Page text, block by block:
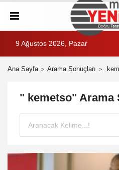
9 Ağustos 2026, Pazar
Ana Sayfa Arama Sonuçları
" kemetso" Arama